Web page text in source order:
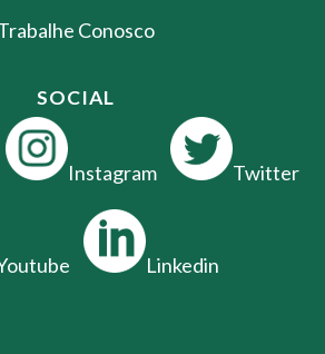
Conosco
SOCIAL
Instagram Twitter
Linkedin